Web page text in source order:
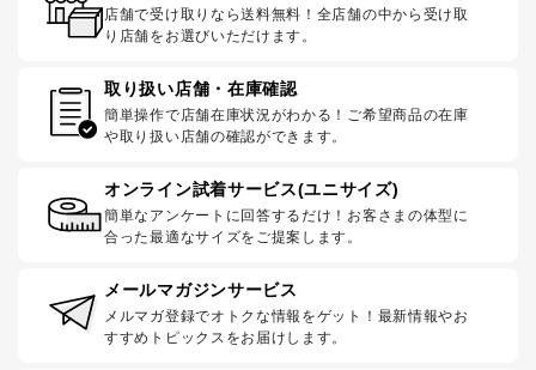
店舗で受け取りなら送料無料！全店舗の中から受け取
り店舗をお選びいただけます。
取り扱い店舗・在庫確認
簡単操作で店舗在庫状況がわかる！ご希望商品の在庫
や取り扱い店舗の確認ができます。
オンライン試着サービス(ユニサイズ)
簡単なアンケートに回答するだけ！お客さまの体型に
合った最適なサイズをご提案します。
メールマガジンサービス
メルマガ登録でオトクな情報をゲット！最新情報やお
すすめトピックスをお届けします。